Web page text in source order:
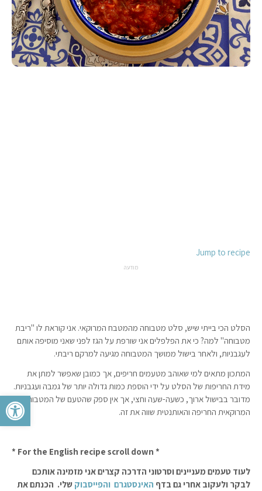
פתח
Jump to recipe
מודעה
הסלט הכי בייתי שיש, סלט מטבוחה מהמטבח המרוקאי. אני קוראת לו "ריבת
מטבוחה" למה? כי את הפלפלים אני שורפת על הגז לפני שאני מוסיפה אותם
לעגבניות, ולאחר בישול ממושך המטבוחה מגיעה למרקם ריבתי.
המתכון מתאים למי שאוהב מטעמים חריפים, אך כמובן שאפשר למתן את
מידת החריפות של הסלט על ידי הוספת כמות גדולה יותר של גמבה ועגבניות.
מדובר בבישול ארוך, כשעה-שעה וחצי, אך אין ספק שהטעם של המטבוחה
המרוקאית החריפה והאותנטית שווה את זה.
* For the English recipe scroll down *
לעוד טעמים מעניינים וסרטוני הדרכה קצרים אני מזמינה אותכם
לבקר ולעקוב אחרי גם בדף האינסטגרם והפייסבוק שלי. הכנתם את